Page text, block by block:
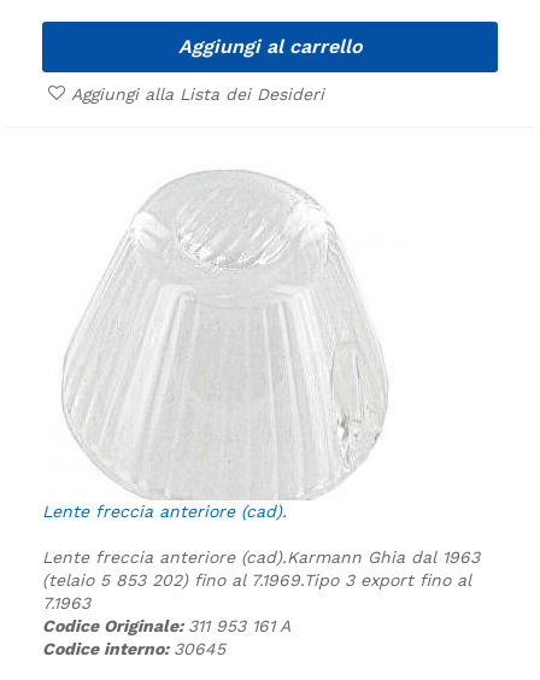
Aggiungi al carrello
Aggiungi alla Lista dei Desideri
Lente freccia anteriore (cad).
Lente freccia anteriore (cad).Karmann Ghia dal 1963
(telaio 5 853 202) fino al 7.1969.Tipo 3 export fino al
7.1963
Codice Originale: 311 953 161 A
Codice interno: 30645